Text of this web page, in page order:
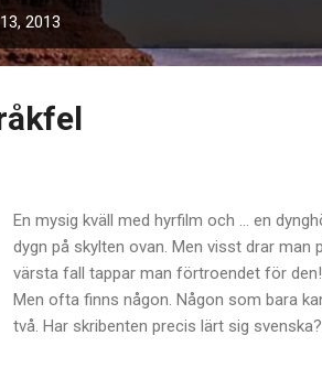
2013
En mysig kväll med hyrfilm och ... en
dygn på skylten ovan. Men visst drar man
värsta fall tappar man förtroendet för
Men ofta finns någon. Någon som bara
två. Har skribenten precis lärt sig